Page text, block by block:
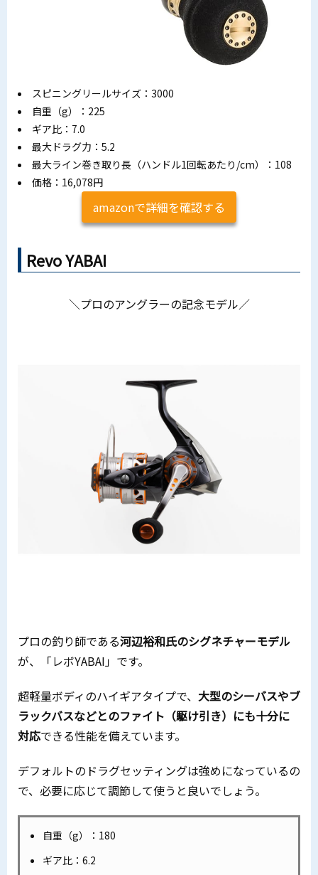
スピニングリールサイズ：3000
自重（g）：225
ギア比：7.0
最大ドラグ力：5.2
最大ライン巻き取り長（ハンドル1回転あたり/cm）：108
価格：16,078円
amazonで詳細を確認する
Revo YABAI
＼プロのアングラーの記念モデル／
プロの釣り師である河辺裕和氏のシグネチャーモデル
が、「レボYABAI」です。
超軽量ボディのハイギアタイプで、 大型のシーバスやブ
ラックバスなどとのファイト（駆け引き）にも十分に
対応できる性能を備えています。
デフォルトのドラグセッティングは強めになっているの
で、必要に応じて調節して使うと良いでしょう。
自重（g）：180
ギア比：6.2